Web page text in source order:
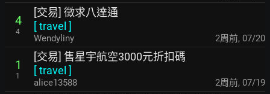
4
4
[交易] 徵求八達通
[travel ]
Wendyliny 2周前, 07/20
1
1
[交易] 售星宇航空3000元折扣碼
[travel ]
alice13588 2周前, 07/19